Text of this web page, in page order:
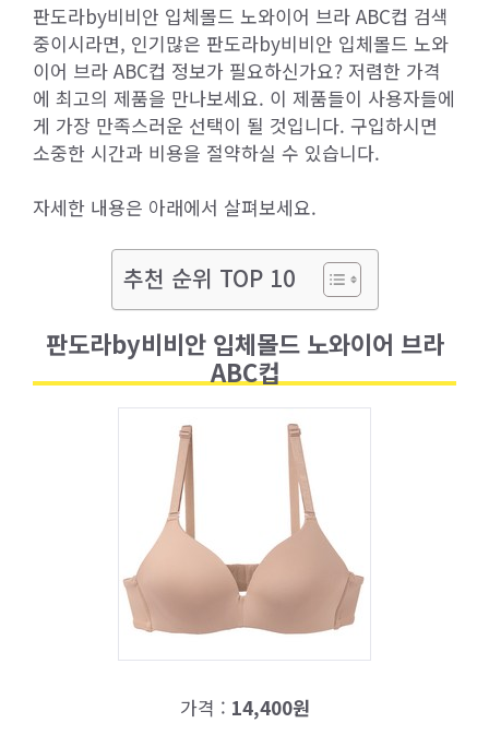
판도라by비비안 입체몰드 노와이어 브라 ABC컵 검색
중이시라면, 인기많은 판도라by비비안 입체몰드 노와
이어 브라 ABC컵 정보가 필요하신가요? 저렴한 가격
에 최고의 제품을 만나보세요. 이 제품들이 사용자들에
게 가장 만족스러운 선택이 될 것입니다. 구입하시면
소중한 시간과 비용을 절약하실 수 있습니다.
자세한 내용은 아래에서 살펴보세요.
추천 순위 TOP 10
판도라by비비안 입체몰드 노와이어 브라
ABC컵
가격 : 14,400원